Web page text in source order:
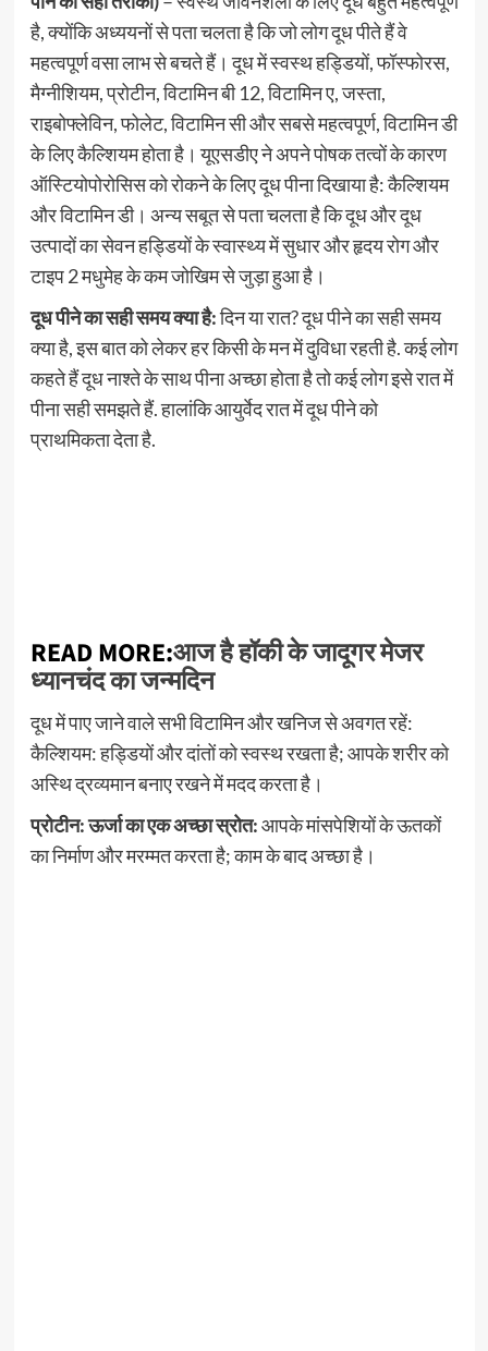
है, क्योंकि अध्ययनों से पता चलता है कि जो लोग दूध पीते हैं वे
महत्वपूर्ण वसा लाभ से बचते हैं। दूध में स्वस्थ हड्डियों, फॉस्फोरस,
मैग्नीशियम, प्रोटीन, विटामिन बी 12, विटामिन ए, जस्ता,
राइबोफ्लेविन, फोलेट, विटामिन सी और सबसे महत्वपूर्ण, विटामिन डी
के लिए कैल्शियम होता है। यूएसडीए ने अपने पोषक तत्वों के कारण
ऑस्टियोपोरोसिस को रोकने के लिए दूध पीना दिखाया है: कैल्शियम
और विटामिन डी। अन्य सबूत से पता चलता है कि दूध और दूध
उत्पादों का सेवन हड्डियों के स्वास्थ्य में सुधार और हृदय रोग और
टाइप 2 मधुमेह के कम जोखिम से जुड़ा हुआ है।
दूध पीने का सही समय क्या है:दिन या रात? दूध पीने का सही समय
क्‍या है, इस बात को लेकर हर किसी के मन में दुविधा रहती है. कई लोग
कहते हैं दूध नाश्ते के साथ पीना अच्छा होता है तो कई लोग इसे रात में
पीना सही समझते हैं. हालांकि आयुर्वेद रात में दूध पीने को
प्राथमिकता देता है.
READ MORE:आज है हॉकी के जादूगर मेजर
ध्यानचंद का जन्मदिन
दूध में पाए जाने वाले सभी विटामिन और खनिज से अवगत रहें:
कैल्शियम: हड्डियों और दांतों को स्वस्थ रखता है; आपके शरीर को
अस्थि द्रव्यमान बनाए रखने में मदद करता है।
प्रोटीन: ऊर्जा का एक अच्छा स्रोत:आपके मांसपेशियों के ऊतकों
का निर्माण और मरम्मत करता है; काम के बाद अच्छा है।